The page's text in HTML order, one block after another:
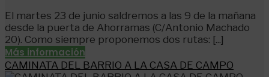
El martes 23 de junio saldremos a las 9 de la mañana
desde la puerta de Ahorramas (C/Antonio Machado
20). Como siempre proponemos dos rutas: [...]
Más información
CAMINATA DEL BARRIO A LA CASA DE CAMPO